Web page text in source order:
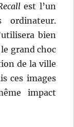
est l’un
bien
grand choc
de la ville
ces images
impact